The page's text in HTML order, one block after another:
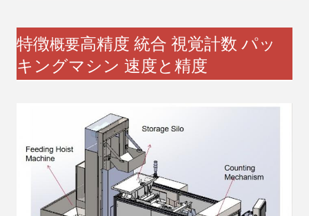
特徴概要高精度 統合 視覚計数 パッ
キングマシン 速度と精度